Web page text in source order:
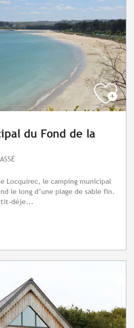
du Fond de la
Locquirec, le camping municipal
le long d’une plage de sable fin.
déje...